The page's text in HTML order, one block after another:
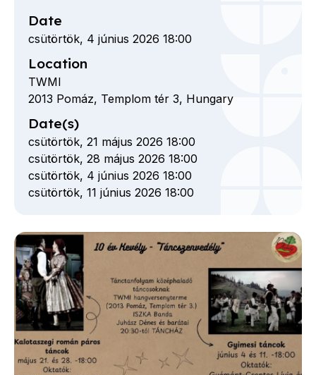
Date
csütörtök, 4 június 2026 18:00
Location
TWMI
2013 Pomáz, Templom tér 3, Hungary
Date(s)
csütörtök, 21 május 2026 18:00
csütörtök, 28 május 2026 18:00
csütörtök, 4 június 2026 18:00
csütörtök, 11 június 2026 18:00